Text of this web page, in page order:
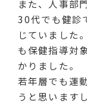
また、人事部
30代でも健診
じていました
も保健指導対
かりました。
若年層でも運
うと思います